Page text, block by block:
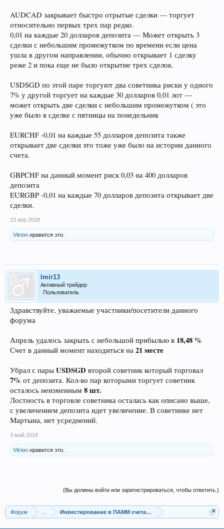
AUDCAD закрывает быстро отрытые сделки — торгует
относительно первых трех пар редко.
0,01 на каждые 20 долларов депозита — Может открыть 3
сделки с небольшим промежутком по времени если цена
ушла в другом направлении, обычно открывает 1 сделку
реже 2 и пока еще не было открытие трех сделок.
USDSGD по этой паре торгуют два советника риски у одного
7% у другой торгует на каждые 30 долларов 0,01 лот —
может открыть две сделки с небольшим промежутком ( это
уже было в сделке с пятницы на понедельник
EURCHF -0,01 на каждые 55 долларов депозита также
открывает две сделки это тоже уже было на истории данного
счета.
GBPCHF на данный момент риск 0,03 на 400 долларов
депозита
EURGBP -0,01 на каждые 70 долларов депозита открывает две
сделки.
23 апр 2018
Vitrion нравится это.
Imir13
Активный трейдер
Пользователь
Здравствуйте, уважаемые участники/посетители данного
форума
Апрель удалось закрыть с небольшой прибылью в 18,48 %
Счет в данный момент находиться на 21 месте
Убрал с пары USDSGD второй советник который торговал
7% от депозита. Кол-во пар которыми торгует советник
осталось неизменным 8 шт.
Лостность в торговле советника осталась как описано выше,
с увеличением депозита идет увеличение. В советнике нет
Мартына, нет усреднений.
3 май 2018
Vitrion нравится это.
(Вы должны войти или зарегистрироваться, чтобы ответить.)
Форум Инвестирование в ПАММ счета, сервисы сигналов